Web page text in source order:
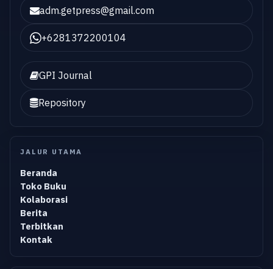
adm.getpress@gmail.com
+6281372200104
GPI Journal
Repository
JALUR UTAMA
Beranda
Toko Buku
Kolaborasi
Berita
Terbitkan
Kontak